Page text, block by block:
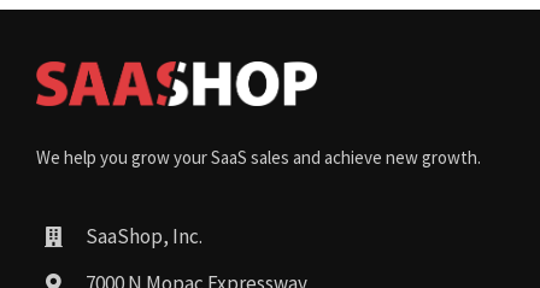
We help you grow your SaaS sales and achieve new growth.
SaaShop, Inc.